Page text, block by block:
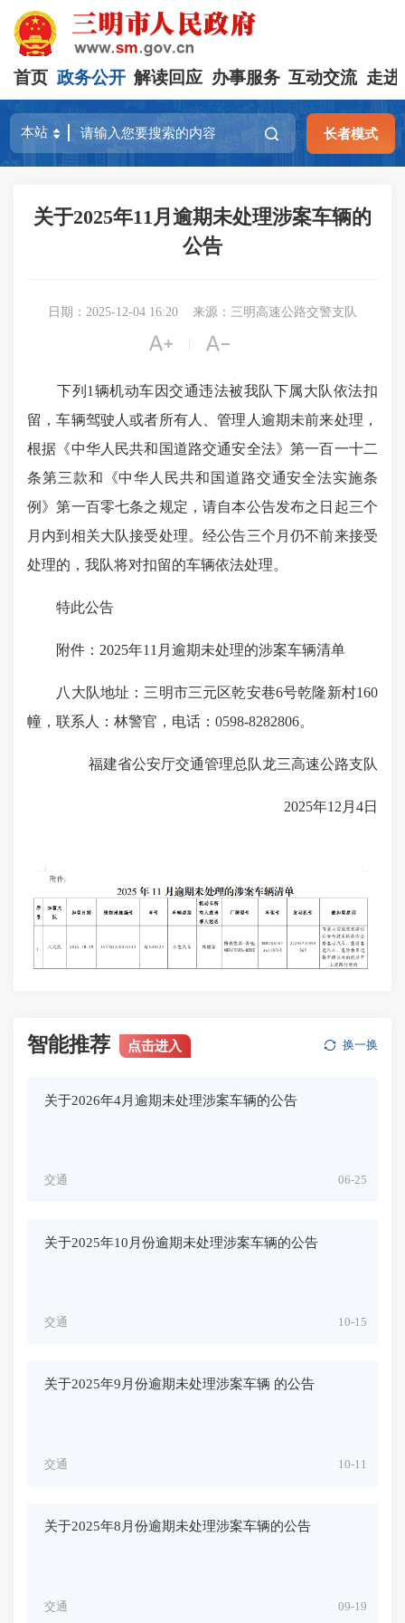
首页 政务公开 解读回应 办事服务 互动交流 走进
长者模式
关于2025年11月逾期未处理涉案车辆的
公告
日期：2025-12-04 16:20 来源：三明高速公路交警支队
 
下列1辆机动车因交通违法被我队下属大队依法扣
留，车辆驾驶人或者所有人、管理人逾期未前来处理，
根据《中华人民共和国道路交通安全法》第一百一十二
条第三款和《中华人民共和国道路交通安全法实施条
例》第一百零七条之规定，请自本公告发布之日起三个
月内到相关大队接受处理。经公告三个月仍不前来接受
处理的，我队将对扣留的车辆依法处理。
特此公告
附件：2025年11月逾期未处理的涉案车辆清单
八大队地址：三明市三元区乾安巷6号乾隆新村160
幢，联系人：林警官，电话：0598-8282806。
福建省公安厅交通管理总队龙三高速公路支队
2025年12月4日
智能推荐 点击进入 换一换
关于2026年4月逾期未处理涉案车辆的公告
06-25
交通
关于2025年10月份逾期未处理涉案车辆的公告
10-15
交通
关于2025年9月份逾期未处理涉案车辆 的公告
10-11
交通
关于2025年8月份逾期未处理涉案车辆的公告
09-19
交通